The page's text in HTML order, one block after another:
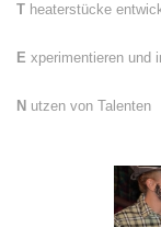
T heaterstücke
E xperimentieren und
N utzen von Talenten